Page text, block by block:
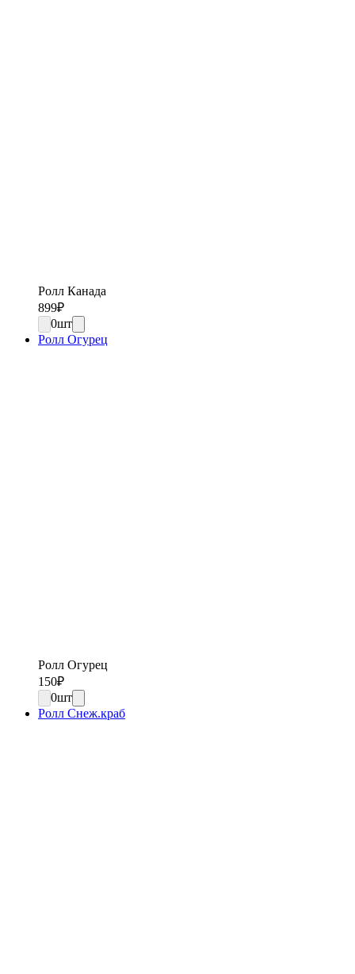
Ролл Канада
899₽
0шт
Ролл Огурец
Ролл Огурец
150₽
0шт
Ролл Снеж.краб